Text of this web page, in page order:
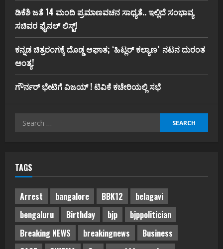
ಡಿಕೆಶಿ ಜತೆ 14 ಮಂದಿ ಪ್ರಮಾಣವಚನ ಸಾಧ್ಯತೆ.. ಇಲ್ಲಿದೆ ಸಂಭಾವ್ಯ
ಸಚಿವರ ಫೈನಲ್ ಲಿಸ್ಟ್‌!
ಕನ್ನಡ ಚಿತ್ರರಂಗಕ್ಕೆ ದೊಡ್ಡ ಆಘಾತ; ʻಹಿಟ್ಲರ್ ಕಲ್ಯಾಣʼ ನಟನ ದುರಂತ
ಅಂತ್ಯ!
ಗೌರ್ನರ್‌ ಭೇಟಿಗೆ ವಿಜಯ್‌ ! ಟಿವಿಕೆ ಕಚೇರಿಯಲ್ಲಿ ಸಭೆ
Search
TAGS
Arrest bangalore BBK12
belagavi
bengaluru
Birthday bjp
bjppolitician
Breaking NEWS
breakingnews
Business